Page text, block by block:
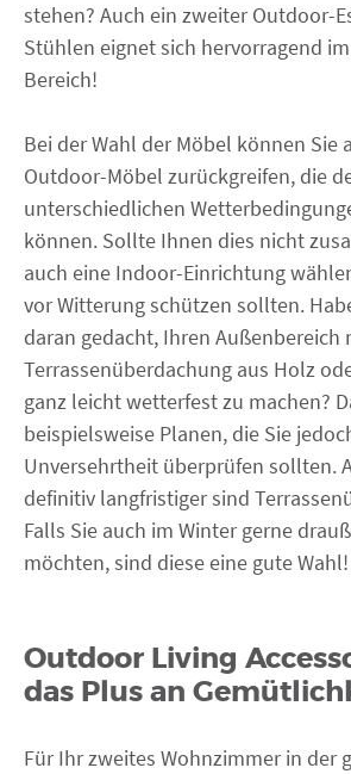
stehen? Auch ein zweiter Outdoor-
Stühlen eignet sich hervorragend
Bereich!
Bei der Wahl der Möbel können Sie
Outdoor-Möbel zurückgreifen, die
unterschiedlichen
können. Sollte Ihnen dies nicht
auch eine Indoor-Einrichtung
vor Witterung schützen sollten.
daran gedacht, Ihren Außenbereich
Terrassenüberdachung aus Holz
ganz leicht wetterfest zu machen?
beispielsweise Planen, die Sie
Unversehrtheit überprüfen sollten.
definitiv langfristiger sind
Falls Sie auch im Winter gerne
möchten, sind diese eine gute Wahl!
Outdoor Living
das Plus an
Für Ihr zweites Wohnzimmer in der